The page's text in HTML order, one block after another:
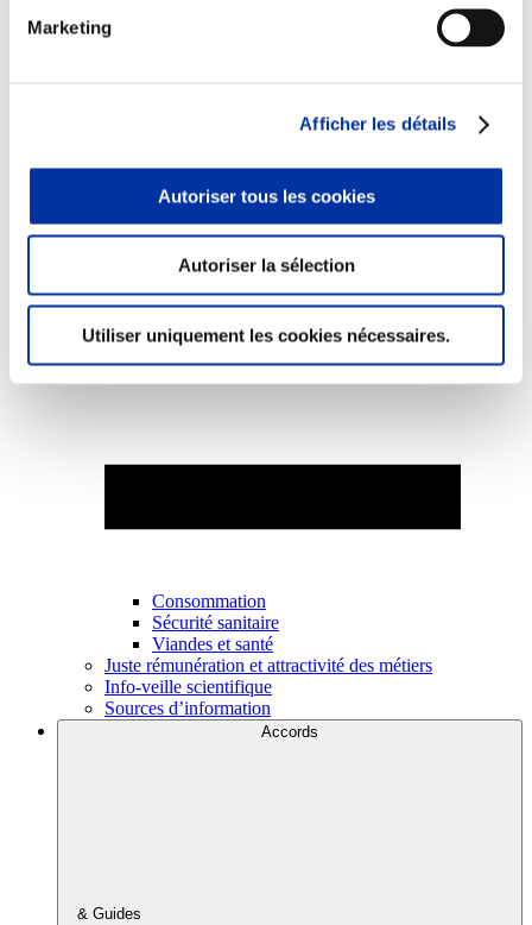
Marketing
Afficher les détails
Autoriser tous les cookies
Autoriser la sélection
Utiliser uniquement les cookies nécessaires.
Abattoir
Partenaire Climat
Consommation
Sécurité sanitaire
Viandes et santé
Juste rémunération et attractivité des métiers
Info-veille scientifique
Sources d’information
Accords
& Guides